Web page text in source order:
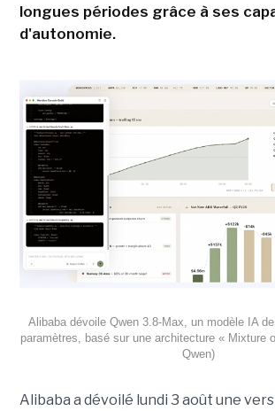
longues périodes grâce à ses
d'autonomie.
Alibaba dévoile Qwen 3.8-Max, un modèle IA
paramètres, basé sur une architecture « Mixture
Qwen)
Alibaba a dévoilé lundi 3 août une